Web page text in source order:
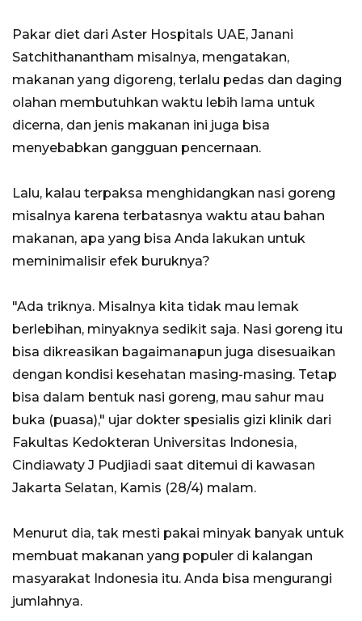
Pakar diet dari Aster Hospitals UAE, Janani
Satchithanantham misalnya, mengatakan,
makanan yang digoreng, terlalu pedas dan daging
olahan membutuhkan waktu lebih lama untuk
dicerna, dan jenis makanan ini juga bisa
menyebabkan gangguan pencernaan.
Lalu, kalau terpaksa menghidangkan nasi goreng
misalnya karena terbatasnya waktu atau bahan
makanan, apa yang bisa Anda lakukan untuk
meminimalisir efek buruknya?
"Ada triknya. Misalnya kita tidak mau lemak
berlebihan, minyaknya sedikit saja. Nasi goreng itu
bisa dikreasikan bagaimanapun juga disesuaikan
dengan kondisi kesehatan masing-masing. Tetap
bisa dalam bentuk nasi goreng, mau sahur mau
buka (puasa)," ujar dokter spesialis gizi klinik dari
Fakultas Kedokteran Universitas Indonesia,
Cindiawaty J Pudjiadi saat ditemui di kawasan
Jakarta Selatan, Kamis (28/4) malam.
Menurut dia, tak mesti pakai minyak banyak untuk
membuat makanan yang populer di kalangan
masyarakat Indonesia itu. Anda bisa mengurangi
jumlahnya.